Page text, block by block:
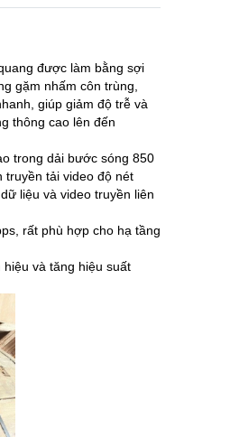
được làm bằng sợi
gặm nhấm côn trùng,
giúp giảm độ trễ và
thông cao lên đến
trong dải bước sóng 850
tải video độ nét
liệu và video truyền liên
rất phù hợp cho hạ tầng
và tăng hiệu suất